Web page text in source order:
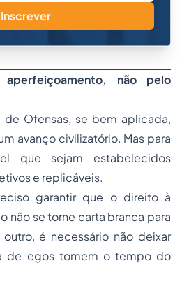
Inscrever
não pelo
de Ofensas, se bem aplicada,
avanço civilizatório. Mas para
que sejam estabelecidos
e replicáveis.
garantir que o direito à
não se torne carta branca para
é necessário não deixar
de egos tomem o tempo do